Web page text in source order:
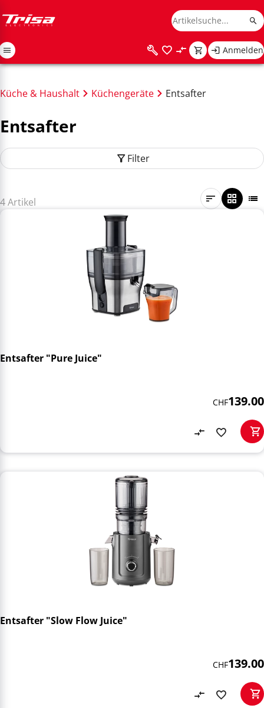
Anmelden
Küche & Haushalt Küchengeräte Entsafter
Entsafter
Filter
4 Artikel
Entsafter "Pure Juice"
CHF139.00
Entsafter "Slow Flow Juice"
CHF139.00